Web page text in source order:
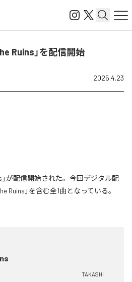
Ruins」を配信開始
2025.4.23
」が配信開始された。今回デジタル配
Ruins」を含む全1曲となっている。
TAKASHI